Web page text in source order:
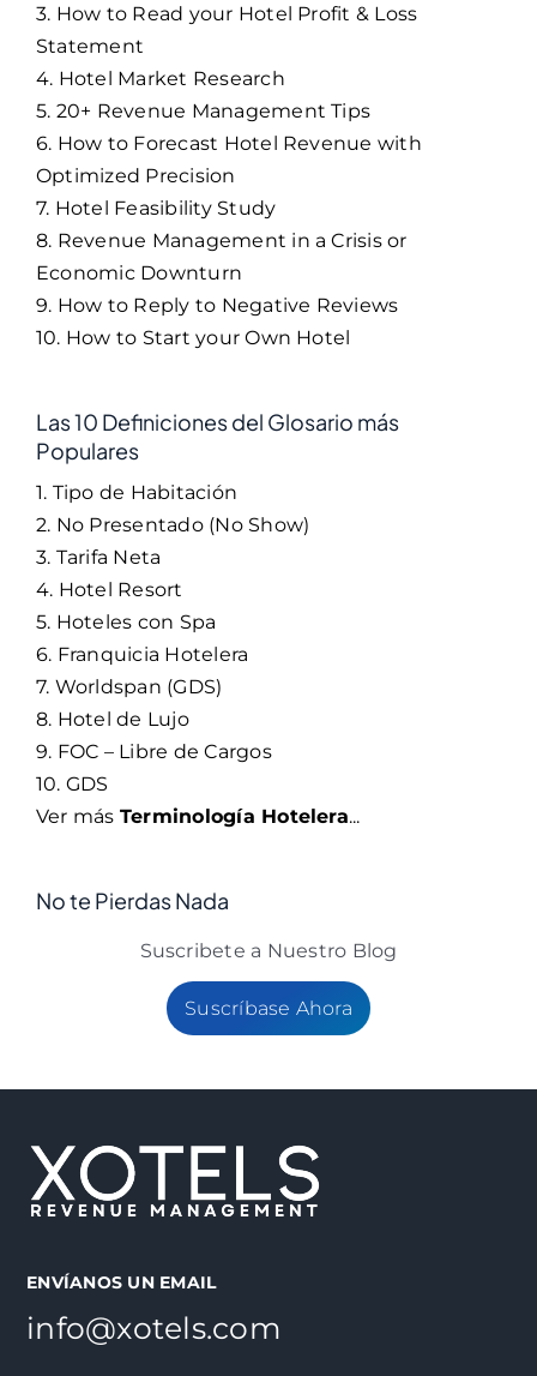
3. How to Read your Hotel Profit & Loss
Statement
4. Hotel Market Research
5. 20+ Revenue Management Tips
6. How to Forecast Hotel Revenue with
Optimized Precision
7. Hotel Feasibility Study
8. Revenue Management in a Crisis or
Economic Downturn
9. How to Reply to Negative Reviews
10. How to Start your Own Hotel
Las 10 Definiciones del Glosario más
Populares
1. Tipo de Habitación
2. No Presentado (No Show)
3. Tarifa Neta
4. Hotel Resort
5. Hoteles con Spa
6. Franquicia Hotelera
7. Worldspan (GDS)
8. Hotel de Lujo
9. FOC – Libre de Cargos
10. GDS
Ver más Terminología Hotelera...
No te Pierdas Nada
Suscribete a Nuestro Blog
Suscríbase Ahora
ENVÍANOS UN EMAIL
info@xotels.com